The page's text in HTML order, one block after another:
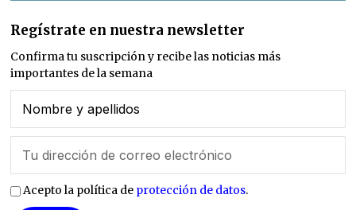
Regístrate en nuestra newsletter
Confirma tu suscripción y recibe las noticias más
importantes de la semana
Acepto la política de protección de datos.